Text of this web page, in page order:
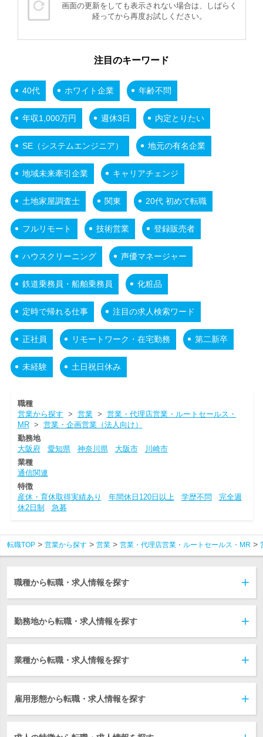
画面の更新をしても表示されない場合は、しばらく
経ってから再度お試しください。
注目のキーワード
40代 ホワイト企業 年齢不問
年収1,000万円 週休3日 内定とりたい
SE（システムエンジニア） 地元の有名企業
地域未来牽引企業 キャリアチェンジ
土地家屋調査士 関東 20代 初めて転職
フルリモート 技術営業 登録販売者
ハウスクリーニング 声優マネージャー
鉄道乗務員・船舶乗務員 化粧品
定時で帰れる仕事 注目の求人検索ワード
正社員 リモートワーク・在宅勤務 第二新卒
未経験 土日祝日休み
職種
営業から探す > 営業> 営業・代理店営業・ルートセールス・
MR> 営業・企画営業（法人向け）
勤務地
大阪府
愛知県 神奈川県 大阪市
川崎市
業種
通信関連
特徴
産休・育休取得実績あり
年間休日120日以上 学歴不問
完全週
休2日制
急募
転職TOP 営業から探す 営業 営業・代理店営業・ルートセールス・MR
職種から転職・求人情報を探す
勤務地から転職・求人情報を探す
業種から転職・求人情報を探す
雇用形態から転職・求人情報を探す